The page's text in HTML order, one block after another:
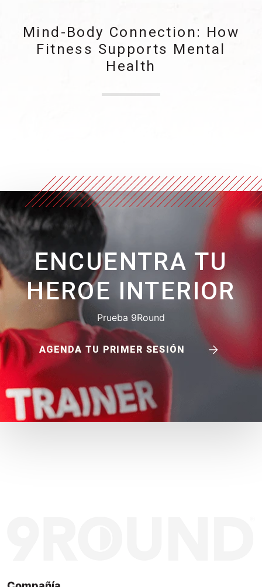
Mind-Body Connection: How
Fitness Supports Mental
Health
ENCUENTRA TU
HEROE INTERIOR
Prueba 9Round
AGENDA TU PRIMER SESIÓN